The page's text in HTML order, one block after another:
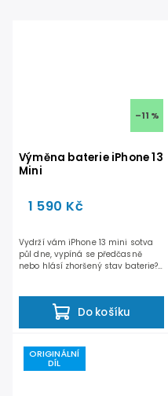
–11 %
Výměna baterie iPhone 13
Mini
1 590 Kč
Do košíku
Vydrží vám iPhone 13 mini sotva
půl dne, vypíná se předčasně
nebo hlásí zhoršený stav baterie?
ORIGINÁLNÍ
DÍL